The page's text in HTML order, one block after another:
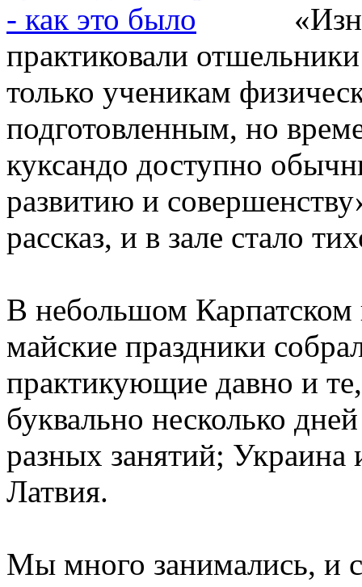
практиковали
только ученикам
подготовленным, но
куксандо доступно
развитию и
рассказ, и в зале стало
В небольшом Карпатском
майские праздники
практикующие давно и
буквально несколько
разных занятий; Украина
Латвия.
Мы много занимались, и